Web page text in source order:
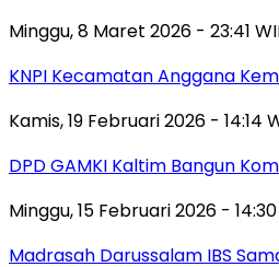
Minggu, 8 Maret 2026 - 23:41
KNPI Kecamatan Anggana
Kamis, 19 Februari 2026 - 14:14
DPD GAMKI Kaltim Bangun
Minggu, 15 Februari 2026 -
Madrasah Darussalam IBS